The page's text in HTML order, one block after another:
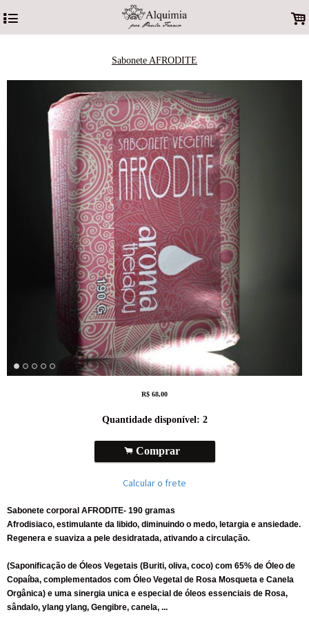
4 .
Sabonete AFRODITE
R$ 68,00
Quantidade disponível: 2
.Comprar
Calcular o frete
Sabonete corporal AFRODITE- 190 gramas
Afrodisiaco, estimulante da libido, diminuindo o medo, letargia e ansiedade.
Regenera e suaviza a pele desidratada, ativando a circulação.
(Saponificação de Óleos Vegetais (Buriti, oliva, coco) com 65% de Óleo de
Copaíba, complementados com Óleo Vegetal de Rosa Mosqueta e Canela
Orgânica) e uma sinergia unica e especial de óleos essenciais de Rosa,
sândalo, ylang ylang, Gengibre, canela, ...